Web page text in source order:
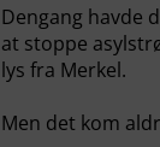
Dengang havde
at stoppe
lys fra Merkel.
Men det kom